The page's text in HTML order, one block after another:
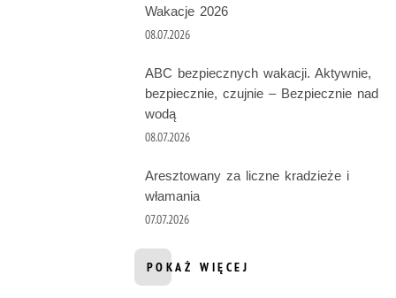
Wakacje 2026
08.07.2026
ABC bezpiecznych wakacji. Aktywnie,
bezpiecznie, czujnie – Bezpiecznie nad
wodą
08.07.2026
Aresztowany za liczne kradzieże i
włamania
07.07.2026
POKAŻ WIĘCEJ
INFORMACJI Z DZIAŁU